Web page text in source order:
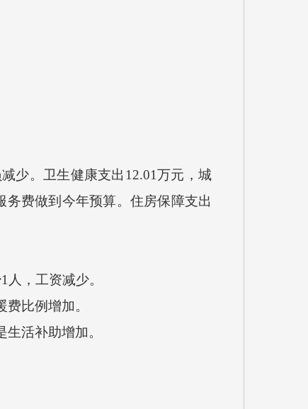
少。卫生健康支出12.01万元，城
务费做到今年预算。住房保障支出
，工资减少。
比例增加。
活补助增加。